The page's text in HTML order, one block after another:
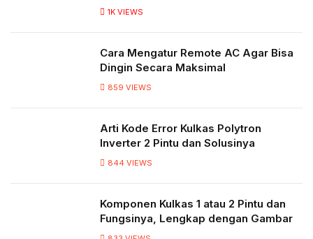
1K VIEWS
Cara Mengatur Remote AC Agar Bisa
Dingin Secara Maksimal
859 VIEWS
Arti Kode Error Kulkas Polytron
Inverter 2 Pintu dan Solusinya
844 VIEWS
Komponen Kulkas 1 atau 2 Pintu dan
Fungsinya, Lengkap dengan Gambar